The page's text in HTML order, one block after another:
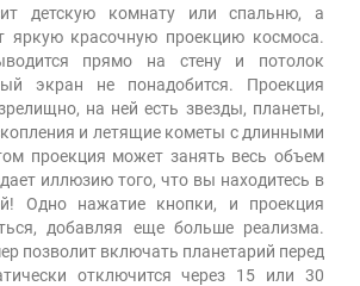
детскую комнату или спальню, а
яркую красочную проекцию космоса.
прямо на стену и потолок
экран не понадобится. Проекция
на ней есть звезды, планеты,
и летящие кометы с длинными
проекция может занять весь объем
иллюзию того, что вы находитесь в
Одно нажатие кнопки, и проекция
добавляя еще больше реализма.
позволит включать планетарий перед
отключится через 15 или 30